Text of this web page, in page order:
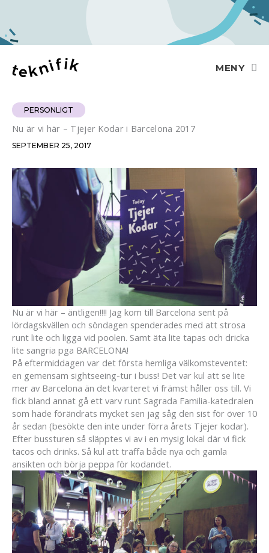
innehåll
MENY
PERSONLIGT
Nu är vi här – Tjejer Kodar i Barcelona 2017
SEPTEMBER 25, 2017
Nu är vi här – äntligen!!!! Jag kom till Barcelona sent på
lördagskvällen och söndagen spenderades med att strosa
runt lite och ligga vid poolen. Samt äta lite tapas och dricka
lite sangria pga BARCELONA!
På eftermiddagen var det första hemliga välkomsteventet:
en gemensam sightseeing-tur i buss! Det var kul att se lite
mer av Barcelona än det kvarteret vi främst håller oss till. Vi
fick bland annat gå ett varv runt Sagrada Familia-katedralen
som hade förändrats mycket sen jag såg den sist för över 10
år sedan (besökte den inte under förra årets Tjejer kodar).
Efter bussturen så släpptes vi av i en mysig lokal där vi fick
tacos och drinks. Så kul att träffa både nya och gamla
ansikten och börja peppa för kodandet.